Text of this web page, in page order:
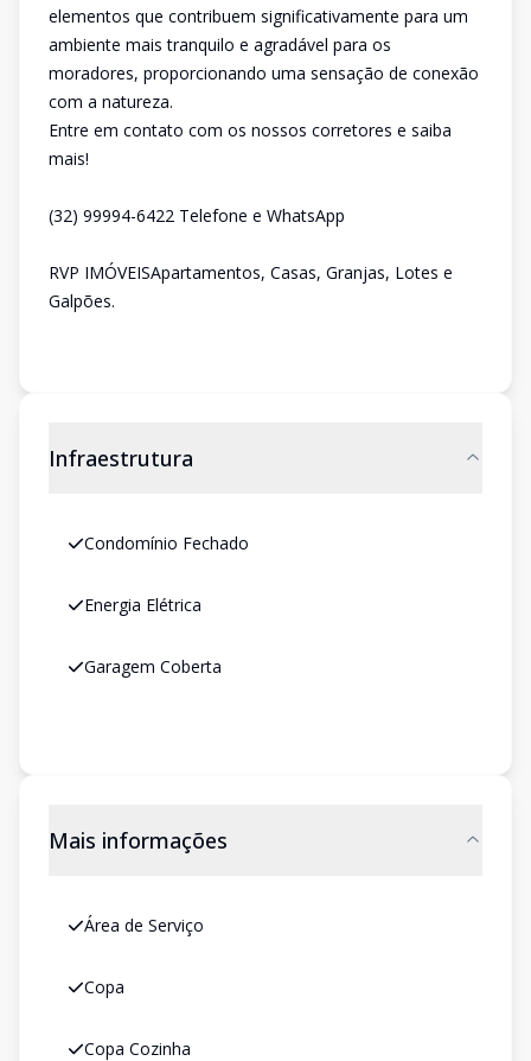
elementos que contribuem significativamente para um
ambiente mais tranquilo e agradável para os
moradores, proporcionando uma sensação de conexão
com a natureza.
Entre em contato com os nossos corretores e saiba
mais!
(32) 99994-6422 Telefone e WhatsApp
RVP IMÓVEISApartamentos, Casas, Granjas, Lotes e
Galpões.
Infraestrutura
Condomínio Fechado
Energia Elétrica
Garagem Coberta
Mais informações
Área de Serviço
Copa
Copa Cozinha